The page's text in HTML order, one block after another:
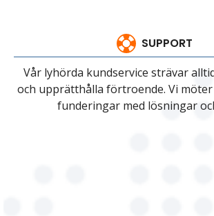
SUPPORT
Vår lyhörda kundservice strävar
och upprätthålla förtroende. Vi
funderingar med lösningar